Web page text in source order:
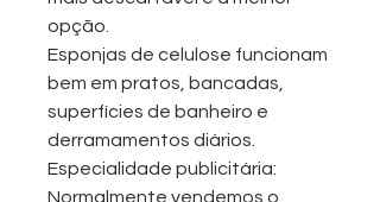
opção.
Esponjas de celulose funcionam
bem em pratos, bancadas,
superfícies de banheiro e
derramamentos diários.
Especialidade publicitária:
Normalmente vendemos o